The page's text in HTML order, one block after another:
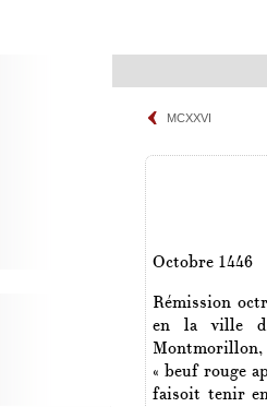
MCXXVI
Octobre 1446
Rémission
en la ville
« beuf rouge
faisoit tenir